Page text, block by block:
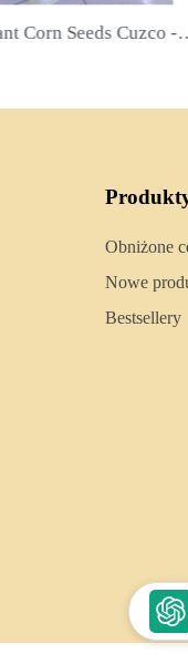
PODGLĄD Worlds Largest Giant Corn
Obniżone
Nowe
Bestsellery